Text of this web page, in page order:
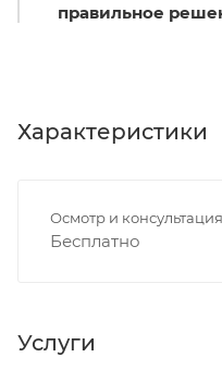
правильное
Характеристики
Осмотр и консультация
Бесплатно
Услуги